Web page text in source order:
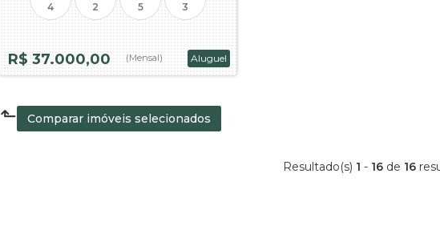
Aluguel
R$ 37.000,00 (Mensal)
4 2 5 3
⬑ Comparar imóveis selecionados
Resultado(s) 1 - 16de 16